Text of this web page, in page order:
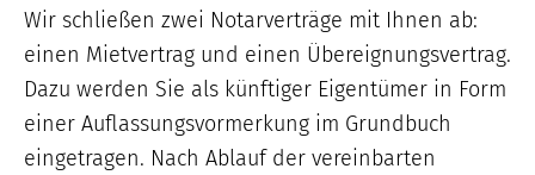
Wir schließen zwei Notarverträge mit Ihnen ab:
einen Mietvertrag und einen Übereignungsvertrag.
Dazu werden Sie als künftiger Eigentümer in Form
einer Auflassungsvormerkung im Grundbuch
eingetragen. Nach Ablauf der vereinbarten